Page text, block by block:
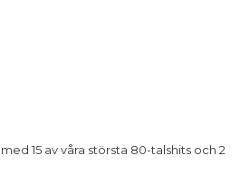
15 av våra största 80-talshits och 2